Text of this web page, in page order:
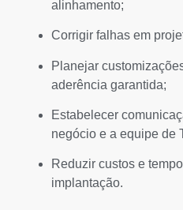
alinhamento;
Corrigir falhas em
Planejar
aderência garantida;
Estabelecer
negócio e a equipe de
Reduzir custos e
implantação.